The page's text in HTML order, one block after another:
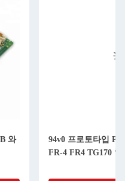
와
94v0 프로토타입
FR-4 FR4 TG170 알